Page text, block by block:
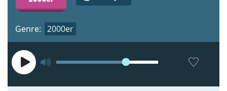
Genre: 2000er